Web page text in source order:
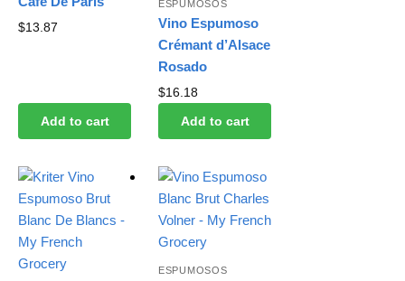
$13.87
Add to cart
ESPUMOSOS
Vino Espumoso
Crémant d’Alsace
Rosado
$16.18
Add to cart
ESPUMOSOS